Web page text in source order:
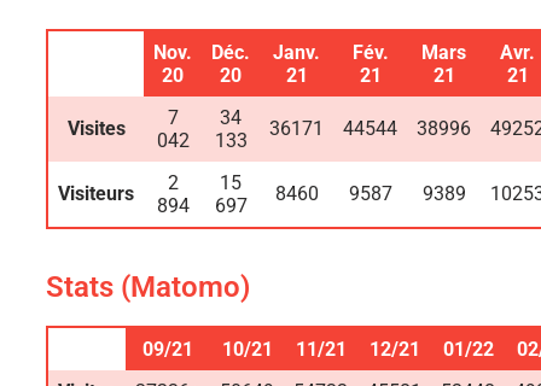
Nov.
20
Déc.
20
Janv.
21
Fév.
21
Mars
21
Avr.
21
Visites
7
042
34
133
36171 44544 38996
Visiteurs
2
894
15
697
8460 9587 9389
Stats (Matomo)
09/21 10/21 11/21 12/21 01/22